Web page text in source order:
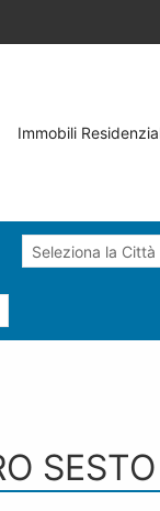
Immobili